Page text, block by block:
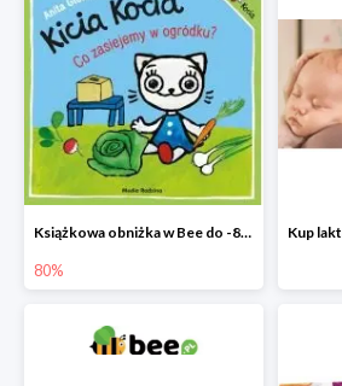
Książkowa obniżka w Bee do -80%
80%